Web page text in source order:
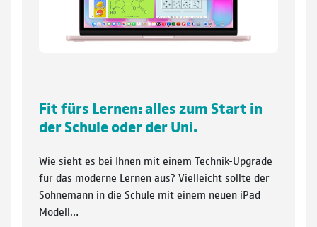
Fit fürs Lernen: alles zum Start in
der Schule oder der Uni.
Wie sieht es bei Ihnen mit einem Technik-Upgrade
für das moderne Lernen aus? Vielleicht sollte der
Sohnemann in die Schule mit einem neuen iPad
Modell…